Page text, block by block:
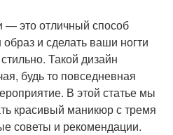
— это отличный способ
и сделать ваши ногти
Такой дизайн
будь то повседневная
В этой статье мы
красивый маникюр с тремя
советы и рекомендации.